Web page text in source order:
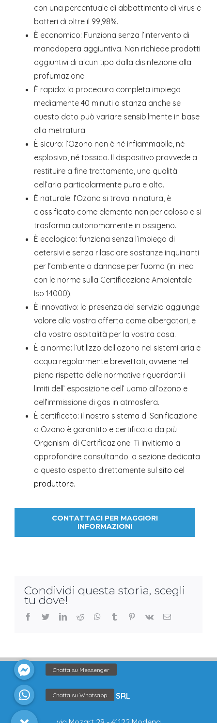
con una percentuale di abbattimento di virus e
batteri di oltre il 99,98%.
È economico: Funziona senza l’intervento di
manodopera aggiuntiva. Non richiede prodotti
aggiuntivi di alcun tipo dalla disinfezione alla
profumazione.
È rapido: la procedura completa impiega
mediamente 40 minuti a stanza anche se
questo dato può variare sensibilmente in base
alla metratura.
È sicuro: l’Ozono non è né infiammabile, né
esplosivo, né tossico. Il dispositivo provvede a
restituire a fine trattamento, una qualità
dell’aria particolarmente pura e alta.
È naturale: l’Ozono si trova in natura, è
classificato come elemento non pericoloso e si
trasforma autonomamente in ossigeno.
È ecologico: funziona senza l’impiego di
detersivi e senza rilasciare sostanze inquinanti
per l’ambiente o dannose per l’uomo (in linea
con le norme sulla Certificazione Ambientale
Iso 14000).
È innovativo: la presenza del servizio aggiunge
valore alla vostra offerta come albergatori, e
alla vostra ospitalità per la vostra casa.
È a norma: l’utilizzo dell’ozono nei sistemi aria e
acqua regolarmente brevettati, avviene nel
pieno rispetto delle normative riguardanti i
limiti dell’ esposizione dell’ uomo all’ozono e
dell’immissione di gas in atmosfera.
È certificato: il nostro sistema di Sanificazione
a Ozono è garantito e certificato da più
Organismi di Certificazione. Ti invitiamo a
approfondire consultando la sezione dedicata
a questo aspetto direttamente sul sito del
produttore.
CONTATTACI PER MAGGIORI
INFORMAZIONI
Condividi questa storia, scegli
tu dove!
facebook
twitterlinkedinreddit whatsapptumblr pinterest
vk Email
ATTIVA SRL